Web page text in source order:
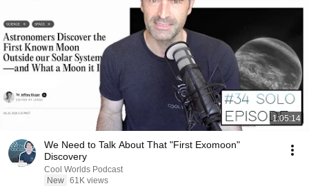
1:05:14
We Need to Talk About That "First Exomoon"
Discovery
Cool Worlds Podcast
New 61K views